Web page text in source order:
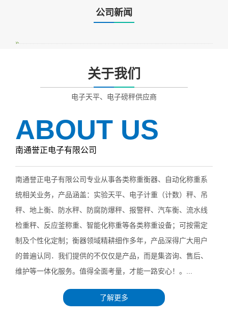
公司新闻
关于我们
电子天平、电子磅秤供应商
ABOUT US
南通誉正电子有限公司
南通誉正电子有限公司专业从事各类称重衡器、自动化称重系
统相关业务，产品涵盖：实验天平、电子计重（计数）秤、吊
秤、地上衡、防水秤、防腐防爆秤、报警秤、汽车衡、流水线
检重秤、反应釜称重、智能化称重等各类称重设备；可按需定
制及个性化定制；衡器领域精耕细作多年，产品深得广大用户
的普遍认同．我们提供的不仅仅是产品，而是集咨询、售后、
维护等一体化服务。值得全面考量，才能一路安心！。...
了解更多